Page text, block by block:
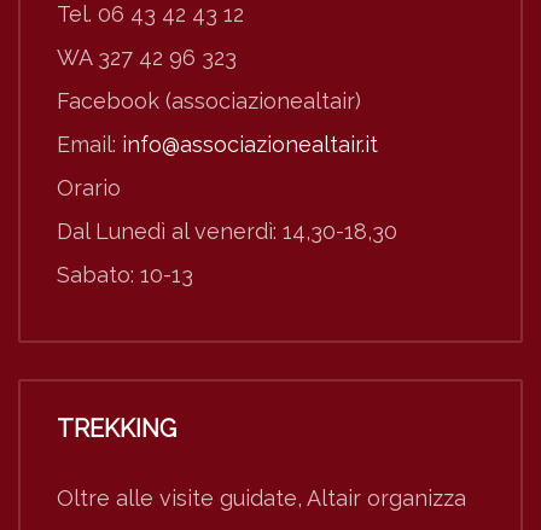
Tel. 06 43 42 43 12
WA 327 42 96 323
Facebook (associazionealtair)
Email: info@associazionealtair.it
Orario
Dal Lunedì al venerdì: 14,30-18,30
Sabato: 10-13
TREKKING
Oltre alle visite guidate, Altair organizza